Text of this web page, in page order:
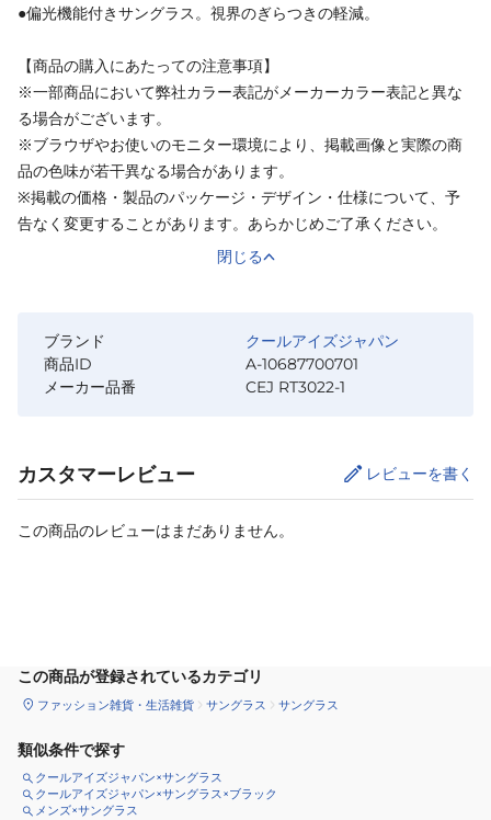
●偏光機能付きサングラス。視界のぎらつきの軽減。
【商品の購入にあたっての注意事項】
※一部商品において弊社カラー表記がメーカーカラー表記と異な
る場合がございます。
※ブラウザやお使いのモニター環境により、掲載画像と実際の商
品の色味が若干異なる場合があります。
※掲載の価格・製品のパッケージ・デザイン・仕様について、予
告なく変更することがあります。あらかじめご了承ください。
閉じる
ブランド
クールアイズジャパン
商品ID
A-10687700701
メーカー品番
CEJ RT3022-1
カスタマーレビュー レビューを書く
この商品のレビューはまだありません。
この商品が登録されているカテゴリ
ファッション雑貨・生活雑貨 サングラス サングラス
類似条件で探す
クールアイズジャパン×サングラス
クールアイズジャパン×サングラス×ブラック
メンズ×サングラス